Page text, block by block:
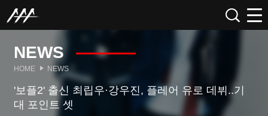
NEWS
HOME NEWS
'보플2' 출신 최립우·강우진, 플레어 유로 데뷔..기
대 포인트 셋